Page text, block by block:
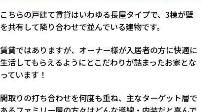
こちらの戸建て賃貸はいわゆる長屋タイプで、3棟が壁
を共有して隣り合わせで並んでいる建物です。
賃貸ではありますが、オーナー様が入居者の方に快適に
生活してもらえるようにとこだわりが詰まったお家とな
っています！
間取りの打ち合わせを何度も重ね、主なターゲット層で